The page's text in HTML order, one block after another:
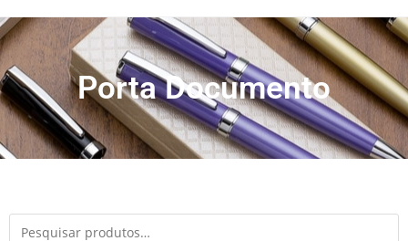
Porta Documento